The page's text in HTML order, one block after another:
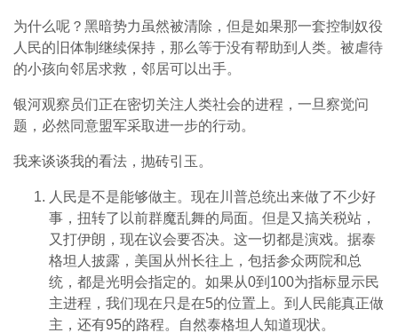
为什么呢？黑暗势力虽然被清除，但是如果那一套控制奴役
人民的旧体制继续保持，那么等于没有帮助到人类。被虐待
的小孩向邻居求救，邻居可以出手。
银河观察员们正在密切关注人类社会的进程，一旦察觉问
题，必然同意盟军采取进一步的行动。
我来谈谈我的看法，抛砖引玉。
人民是不是能够做主。现在川普总统出来做了不少好
事，扭转了以前群魔乱舞的局面。但是又搞关税站，
又打伊朗，现在议会要否决。这一切都是演戏。据泰
格坦人披露，美国从州长往上，包括参众两院和总
统，都是光明会指定的。如果从0到100为指标显示民
主进程，我们现在只是在5的位置上。到人民能真正做
主，还有95的路程。自然泰格坦人知道现状。